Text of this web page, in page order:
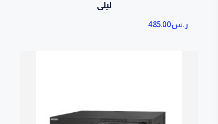
ليلى
ر.س485.00